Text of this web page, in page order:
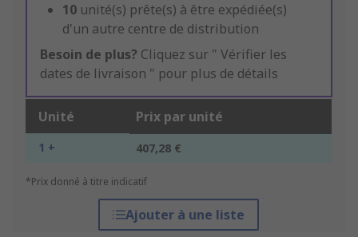
10 unité(s) prête(s) à être expédiée(s)
d'un autre centre de distribution
Besoin de plus? Cliquez sur " Vérifier les
dates de livraison " pour plus de détails
Unité Prix par unité
1 + 407,28 €
*Prix donné à titre indicatif
Ajouter à une liste